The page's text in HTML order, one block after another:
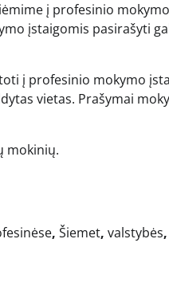
į profesinio
įstaigomis pasirašyti
į profesinio mokymo
vietas. Prašymai
mokinių.
, Šiemet, valstybės,